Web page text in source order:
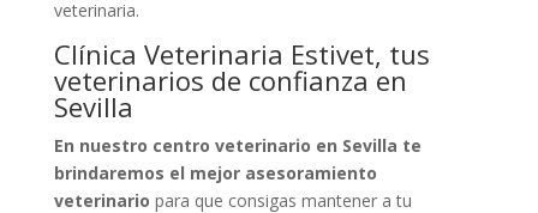
veterinaria.
Clínica Veterinaria Estivet, tus
veterinarios de confianza en
Sevilla
En nuestro centro veterinario en Sevilla te
brindaremos el mejor asesoramiento
veterinario para que consigas mantener a tu